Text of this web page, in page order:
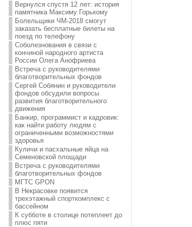
Вернулся спустя 12 лет: история
памятника Максиму Горькому
Болельщики ЧМ-2018 смогут
заказать бесплатные билеты на
поезд по телефону
Соболезнования в связи с
кончиной народного артиста
России Олега Анофриева
Встреча с руководителями
благотворительных фондов
Сергей Собянин и руководители
фондов обсудили вопросы
развития благотворительного
движения
Банкир, программист и кадровик:
как найти работу людям с
ограниченными возможностями
здоровья
Куличи и пасхальные яйца на
Семеновской площади
Встреча с руководителями
благотворительных фондов
МГТС GPON
В Некрасовке появится
трехэтажный спорткомплекс с
бассейном
К субботе в столице потеплеет до
плюс пяти